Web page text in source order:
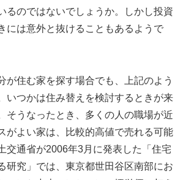
るのではないでしょうか。しかし投資
には意外と抜けることもあるようで
が住む家を探す場合でも、上記のよう
いつかは住み替えを検討するときが来
そうなったとき、多くの人の職場が近
がよい家は、比較的高値で売れる可能
交通省が2006年3月に発表した「住宅
研究」では、東京都世田谷区南部にお